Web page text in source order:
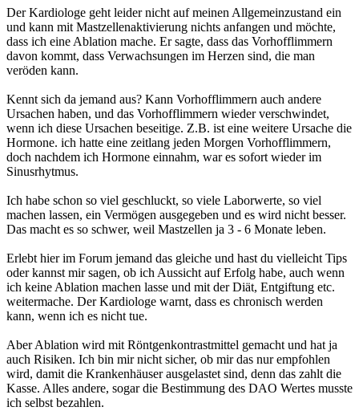
Der Kardiologe geht leider nicht auf meinen Allgemeinzustand ein
und kann mit Mastzellenaktivierung nichts anfangen und möchte,
dass ich eine Ablation mache. Er sagte, dass das Vorhofflimmern
davon kommt, dass Verwachsungen im Herzen sind, die man
veröden kann.
Kennt sich da jemand aus? Kann Vorhofflimmern auch andere
Ursachen haben, und das Vorhofflimmern wieder verschwindet,
wenn ich diese Ursachen beseitige. Z.B. ist eine weitere Ursache die
Hormone. ich hatte eine zeitlang jeden Morgen Vorhofflimmern,
doch nachdem ich Hormone einnahm, war es sofort wieder im
Sinusrhytmus.
Ich habe schon so viel geschluckt, so viele Laborwerte, so viel
machen lassen, ein Vermögen ausgegeben und es wird nicht besser.
Das macht es so schwer, weil Mastzellen ja 3 - 6 Monate leben.
Erlebt hier im Forum jemand das gleiche und hast du vielleicht Tips
oder kannst mir sagen, ob ich Aussicht auf Erfolg habe, auch wenn
ich keine Ablation machen lasse und mit der Diät, Entgiftung etc.
weitermache. Der Kardiologe warnt, dass es chronisch werden
kann, wenn ich es nicht tue.
Aber Ablation wird mit Röntgenkontrastmittel gemacht und hat ja
auch Risiken. Ich bin mir nicht sicher, ob mir das nur empfohlen
wird, damit die Krankenhäuser ausgelastet sind, denn das zahlt die
Kasse. Alles andere, sogar die Bestimmung des DAO Wertes musste
ich selbst bezahlen.